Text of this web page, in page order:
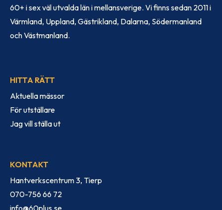
60+ i sex väl utvalda län i mellansverige. Vi finns sedan 2011 i
Värmland, Uppland, Gästrikland, Dalarna, Södermanland
och Västmanland.
HITTA RÄTT
Aktuella mässor
För utställare
Jag vill ställa ut
KONTAKT
Hantverkscentrum 3, Tierp
070-756 66 72